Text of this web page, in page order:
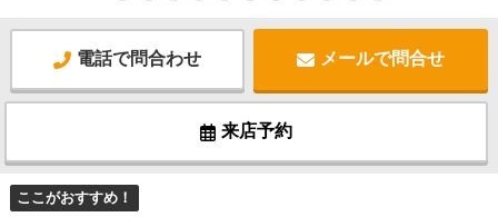
電話で問合わせ メールで問合せ
来店予約
ここがおすすめ！